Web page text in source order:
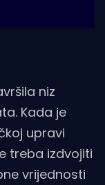
niz
Kada je
upravi
treba izdvojiti
vrijednosti